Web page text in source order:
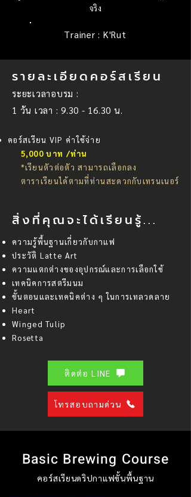
จริง
Trainer : K'Rut
รายละเอียดคอร์สเรียน
ระยะเวลาอบรม :
1 วัน เวลา : 9.30 - 16.30 น.
คอร์สเรียน VIP ค่าใช้จ่าย
5,000 บาท /ท่าน
*เรียนตัวต่อตัว สามารถเลือกลง
ตาราเรียนได้ตามที่ท่านสะดวกกับเทรนเนอร์
สิ่งที่คุณจะได้เรียนรู้...
ความรู้พื้นฐานเกี่ยวกับกาแฟ
ประวัติ Latte Art
ความแตกต่างของอุปกรณ์และการเลือกใช้
เทคนิคการสตรีมนม
ขั้นตอนและเทคนิคต่าง ๆ ในการเทลวดลาย
Heart
Winged Tulip
Rosetta
ติดต่อ LINE
โทรสอบถามด่วน
Basic Brewing Course
คอร์สเรียนดริปกาแฟขั้นพื้นฐาน